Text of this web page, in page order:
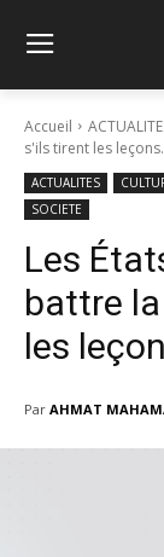
Accueil
s'ils tirent les
ACTUALITES
SOCIETE
Les
battre
les
Par AHMAT